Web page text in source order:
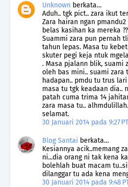
Unknown berkata…
Aduh.. tgk pict.. zara ikut
Zara hairan ngan
belas kasihan ka mereka
Suammi zara pun pernah
tahun lepas. Masa tu
skuter pegi keja ntuk
. Masa pjalann blik, suami
oleh bas mini.. suami zara
hadapan.. pmdu tu trus
masa tu tgk keadaan dia..
patah cuma trima 14
zara masa tu..
selamat.
30 Januari 2014 pada 9:27
Blog Santai berkata…
Kesiannya acik..memang
ni...dia orang ni tak kena
bolehlah buat macam
dilanggar tu ada kena
30 Januari 2014 pada 9:48